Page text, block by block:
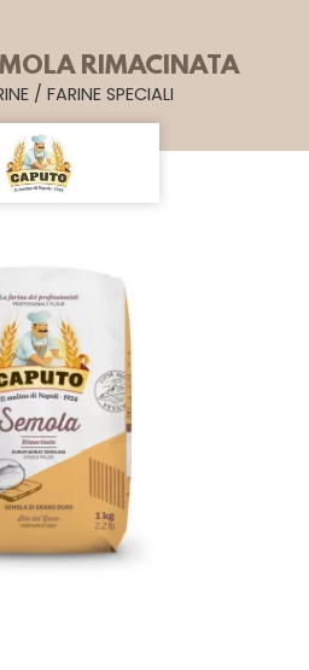
RIMACINATA
/ FARINE SPECIALI